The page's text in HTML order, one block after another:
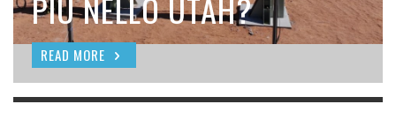
SEEDING
READ MORE
PIÙ NELLO UTAH?
READ MORE
READ MORE